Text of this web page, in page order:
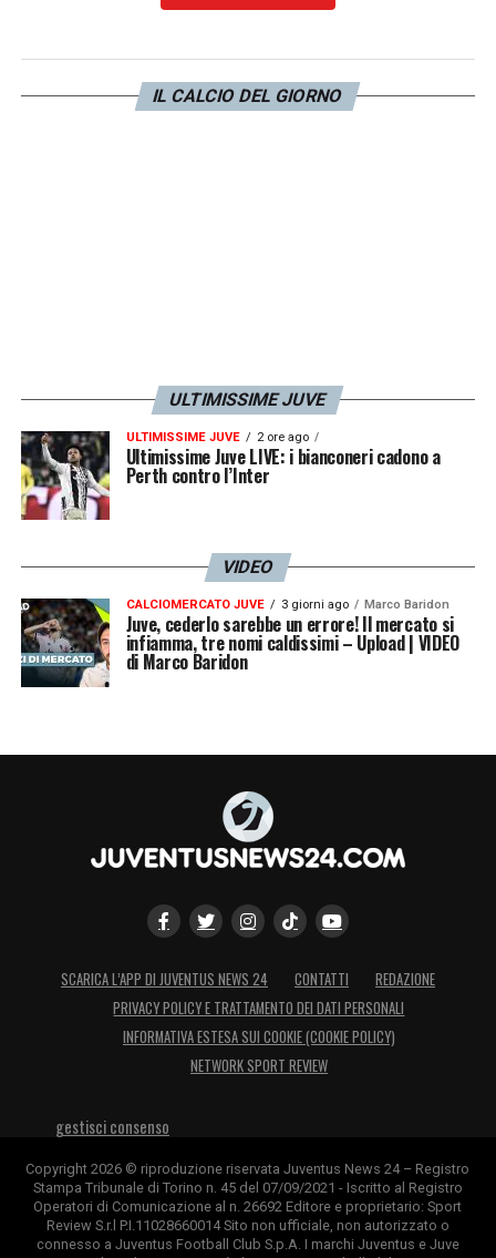
IL CALCIO DEL GIORNO
ULTIMISSIME JUVE
ULTIMISSIME JUVE 2 ore ago
Ultimissime Juve LIVE: i bianconeri cadono a
Perth contro l’Inter
VIDEO
CALCIOMERCATO JUVE 3 giorni ago Marco Baridon
Juve, cederlo sarebbe un errore! Il mercato si
infiamma, tre nomi caldissimi – Upload | VIDEO
di Marco Baridon
SCARICA L’APP DI JUVENTUS NEWS 24 CONTATTI
REDAZIONE
PRIVACY POLICY E TRATTAMENTO DEI DATI PERSONALI
INFORMATIVA ESTESA SUI COOKIE (COOKIE POLICY)
NETWORK SPORT REVIEW
gestisci consenso
Copyright 2026 © riproduzione riservata Juventus News 24 – Registro
Stampa Tribunale di Torino n. 45 del 07/09/2021 - Iscritto al Registro
Operatori di Comunicazione al n. 26692 Editore e proprietario: Sport
Review S.r.l P.I.11028660014 Sito non ufficiale, non autorizzato o
connesso a Juventus Football Club S.p.A. I marchi Juventus e Juve